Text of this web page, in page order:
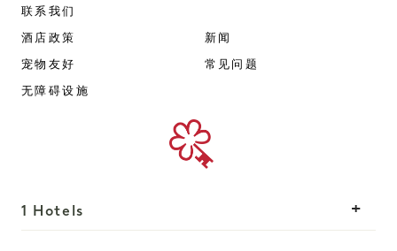
联系我们
酒店政策
宠物友好
无障碍设施
新闻
常见问题
1 Hotels